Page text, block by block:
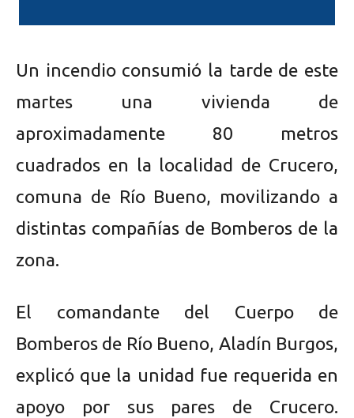
Un incendio consumió la tarde de este
martes una vivienda de
aproximadamente 80 metros
cuadrados en la localidad de Crucero,
comuna de Río Bueno, movilizando a
distintas compañías de Bomberos de la
zona.
El comandante del Cuerpo de
Bomberos de Río Bueno, Aladín Burgos,
explicó que la unidad fue requerida en
apoyo por sus pares de Crucero.